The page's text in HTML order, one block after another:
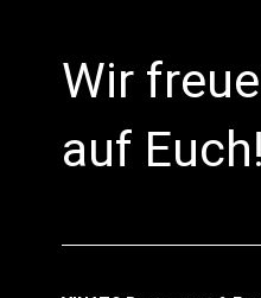
Wir
auf Euch!